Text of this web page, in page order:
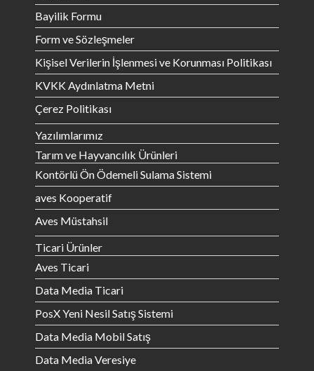
Bayilik Formu
Form ve Sözleşmeler
Kişisel Verilerin İşlenmesi ve Korunması Politikası
KVKK Aydınlatma Metni
Çerez Politikası
Yazılımlarımız
Tarım ve Hayvancılık Ürünleri
Kontörlü Ön Ödemeli Sulama Sistemi
aves Kooperatif
Aves Müstahsil
Ticari Ürünler
Aves Ticari
Data Media Ticari
PosX Yeni Nesil Satış Sistemi
Data Media Mobil Satış
Data Media Veresiye